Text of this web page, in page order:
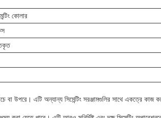
কোলার
নীচে বা উপরে। এটি অন্যান্য সিমেন্টিং সরঞ্জামগুলির সাথে